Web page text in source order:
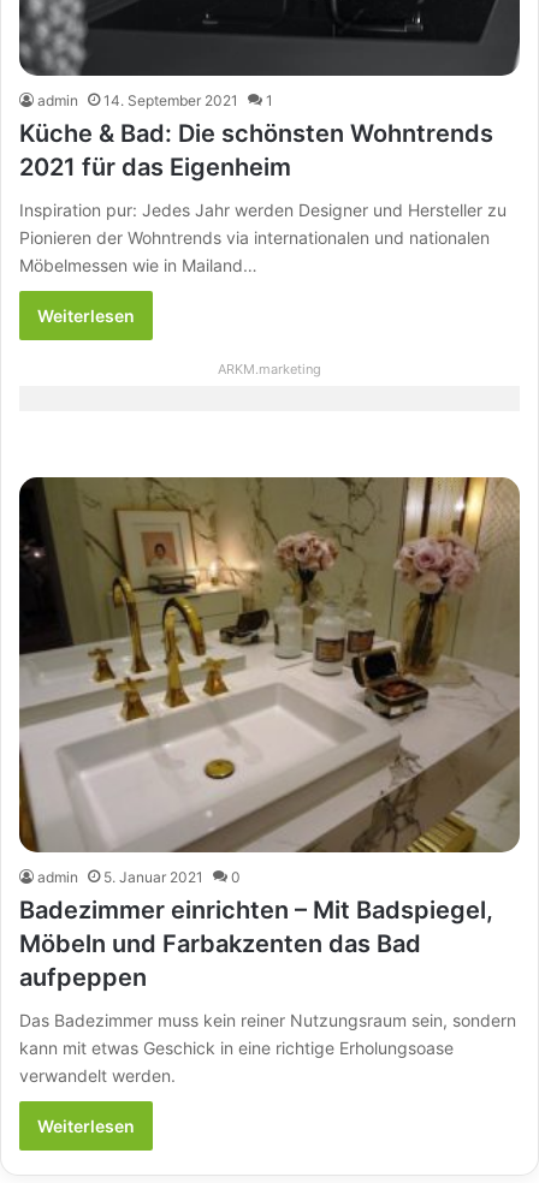
admin 14. September 2021 1
Küche & Bad: Die schönsten Wohntrends
2021 für das Eigenheim
Inspiration pur: Jedes Jahr werden Designer und Hersteller zu
Pionieren der Wohntrends via internationalen und nationalen
Möbelmessen wie in Mailand…
Weiterlesen
ARKM.marketing
admin 5. Januar 2021 0
Badezimmer einrichten – Mit Badspiegel,
Möbeln und Farbakzenten das Bad
aufpeppen
Das Badezimmer muss kein reiner Nutzungsraum sein, sondern
kann mit etwas Geschick in eine richtige Erholungsoase
verwandelt werden.
Weiterlesen